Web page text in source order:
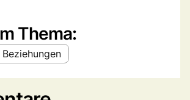
Thema:
Beziehungen